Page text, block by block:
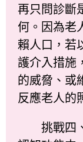
再只問診斷
何。因為老
賴人口，若
護介入措施
的威脅、或
反應老人的
挑戰四、